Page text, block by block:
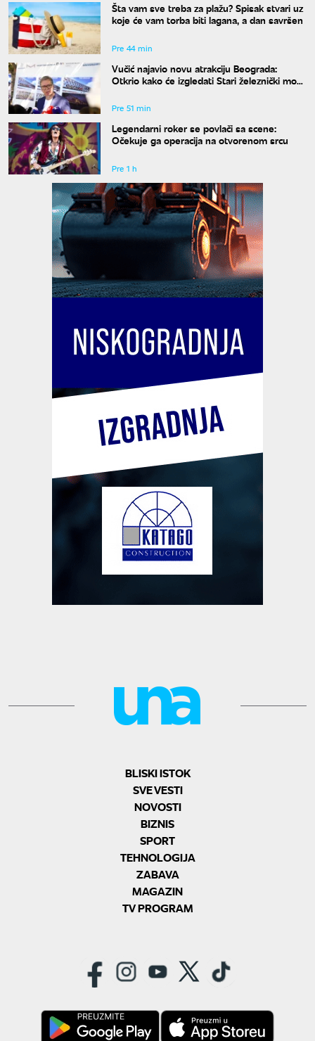
Šta vam sve treba za plažu? Spisak stvari uz
koje će vam torba biti lagana, a dan savršen
Pre 44 min
Vučić najavio novu atrakciju Beograda:
Otkrio kako će izgledati Stari železnički most
Pre 51 min
Legendarni roker se povlači sa scene:
Očekuje ga operacija na otvorenom srcu
Pre 1 h
BLISKI ISTOK
SVE VESTI
NOVOSTI
BIZNIS
SPORT
TEHNOLOGIJA
ZABAVA
MAGAZIN
TV PROGRAM